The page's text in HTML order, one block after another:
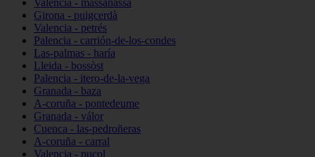
Valencia - massanassa
Girona - puigcerdà
Valencia - petrés
Palencia - carrión-de-los-condes
Las-palmas - haría
Lleida - bossòst
Palencia - itero-de-la-vega
Granada - baza
A-coruña - pontedeume
Granada - válor
Cuenca - las-pedroñeras
A-coruña - carral
Valencia - puçol